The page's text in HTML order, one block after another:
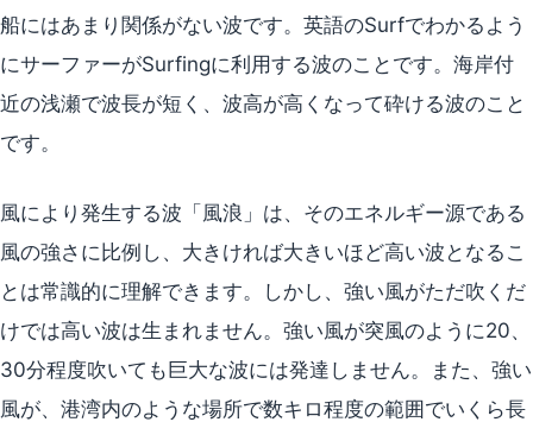
船にはあまり関係がない波です。英語のSurfでわかるよう
にサーファーがSurfingに利用する波のことです。海岸付
近の浅瀬で波長が短く、波高が高くなって砕ける波のこと
です。
風により発生する波「風浪」は、そのエネルギー源である
風の強さに比例し、大きければ大きいほど高い波となるこ
とは常識的に理解できます。しかし、強い風がただ吹くだ
けでは高い波は生まれません。強い風が突風のように20、
30分程度吹いても巨大な波には発達しません。また、強い
風が、港湾内のような場所で数キロ程度の範囲でいくら長